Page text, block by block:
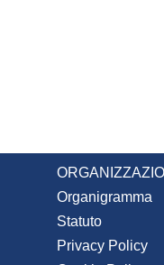
Organigramma
Statuto
Privacy Policy